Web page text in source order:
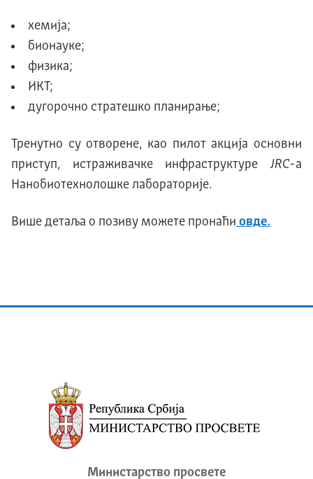
хемија;
бионауке;
физика;
ИКТ;
дугорочно стратешко планирање;
Тренутно су отворене, као пилот акција основни
приступ, истраживачке инфраструктуреJRC-а
Нанобиотехнолошке лабораторије.
Више детаља о позиву можете пронаћи овде.
Министарство просвете